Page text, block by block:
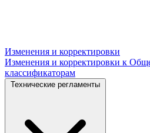
Изменения и корректировки
Изменения и корректировки к
классификаторам
Технические регламенты